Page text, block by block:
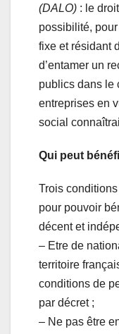
(DALO) : le
possibilité,
fixe et résidant
d’entamer un
publics dans le
entreprises en
social
Qui peut
Trois
pour pouvoir
décent et
– Etre de
territoire
conditions de
par décret ;
– Ne pas être